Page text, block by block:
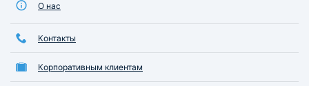
О нас
Контакты
Корпоративным клиентам